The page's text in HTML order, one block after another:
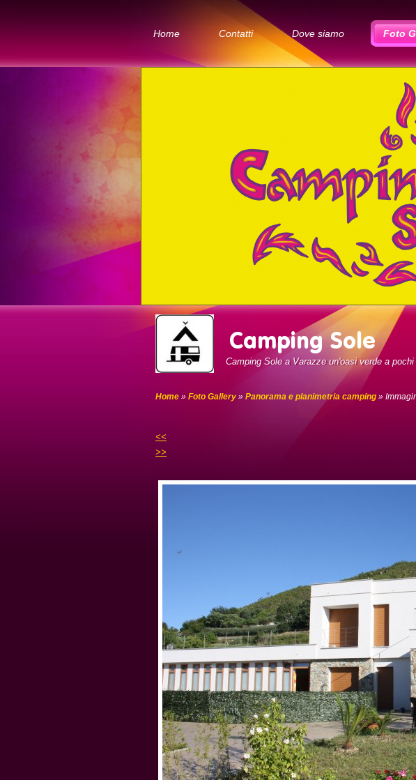
Home Contatti Dove siamo Foto
Camping Sole a Varazze un'oasi verde a
Home » Foto Gallery » Panorama e planimetria camping »
<<
>>